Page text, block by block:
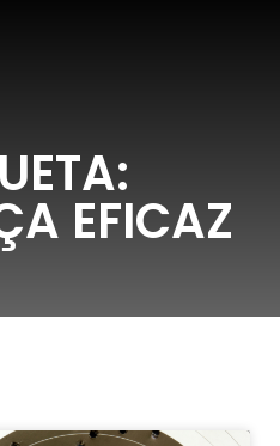
EFICAZ